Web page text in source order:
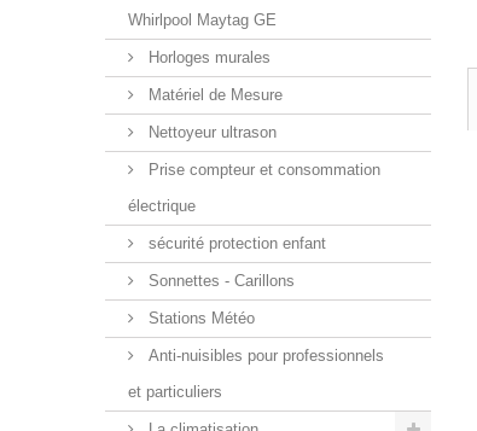
Whirlpool Maytag GE
Horloges murales
Matériel de Mesure
Nettoyeur ultrason
Prise compteur et consommation
électrique
sécurité protection enfant
Sonnettes - Carillons
Stations Météo
Anti-nuisibles pour professionnels
et particuliers